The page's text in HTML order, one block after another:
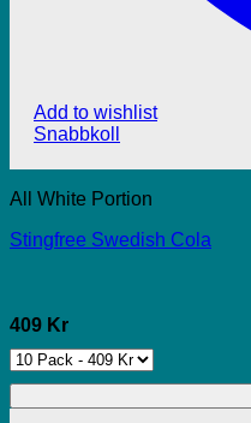
Add to wishlist
Snabbkoll
All White Portion
Stingfree Swedish Cola
409 Kr